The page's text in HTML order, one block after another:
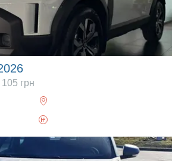
105 грн